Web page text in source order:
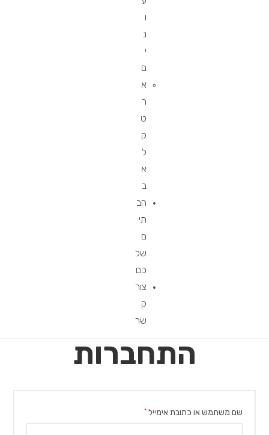
ו
נ
י
ם
א
ר
ט
ק
ל
א
ב
הב
תי
ם
של
כם
צור
ק
שר
התחברות
שם משתמש או כתובת אימייל*